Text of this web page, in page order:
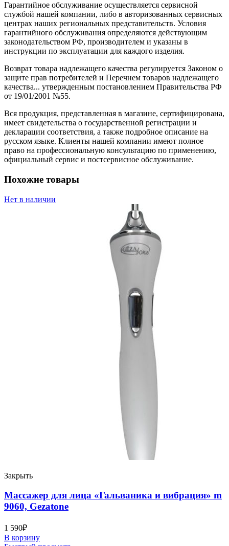
Гарантийное обслуживание осуществляется сервисной
службой нашей компании, либо в авторизованных сервисных
центрах наших региональных представительств. Условия
гарантийного обслуживания определяются действующим
законодательством РФ, производителем и указаны в
инструкции по эксплуатации для каждого изделия.
Возврат товара надлежащего качества регулируется Законом о
защите прав потребителей и Перечнем товаров надлежащего
качества... утвержденным постановлением Правительства РФ
от 19/01/2001 №55.
Вся продукция, представленная в магазине, сертифицирована,
имеет свидетельства о государственной регистрации и
декларации соответствия, а также подробное описание на
русском языке. Клиенты нашей компании имеют полное
право на профессиональную консультацию по применению,
официальный сервис и постсервисное обслуживание.
Похожие товары
Нет в наличии
Закрыть
Массажер для лица «Гальваника и вибрация» m
9060, Gezatone
1 590₽
В корзину